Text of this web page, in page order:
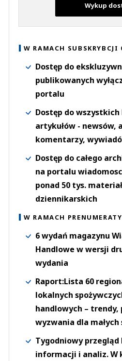
Wykup
W RAMACH SUBSKRYBCJI
Dostęp do
publikowanych
portalu
Dostęp do wszystkich
artykułów - newsów,
komentarzy,
Dostęp do całego
na portalu
ponad 50 tys.
dziennikarskich
W RAMACH
6 wydań magazynu
Handlowe w wersji
wydania
Raport:Lista 60
lokalnych
handlowych – trendy,
wyzwania dla małych
Tygodniowy przegląd
informacji i analiz. W